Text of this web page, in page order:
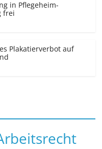
in Pflegeheim-
frei
Plakatierverbot auf